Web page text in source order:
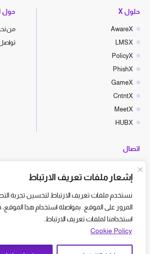
إشعار ملفات تعريف الارتباط
نستخدم ملفات تعريف الارتباط لتحسين تجربة
المرور على الموقع. بمواصلة استخدام هذا
استخدامنا لملفات تعريف الارتباط.
Cookie Policy
حلول X
AwareX
LMSX
PolicyX
PhishX
GameX
CntntX
MeetX
HUBX
حول
من
اتصال
hello@cyberx.world